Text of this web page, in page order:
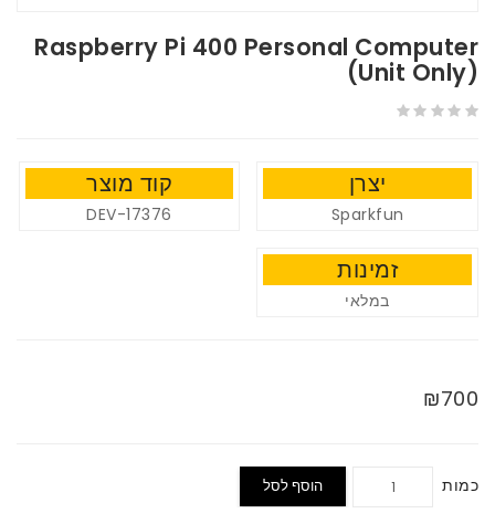
Raspberry Pi 400 Personal Computer
(Unit Only)
יצרן
Sparkfun
קוד מוצר
DEV-17376
זמינות
במלאי
₪700
כמות הוסף לסל